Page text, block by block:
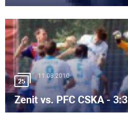
25
11.08.2010
Zenit vs. PFC CSKA - 3:3